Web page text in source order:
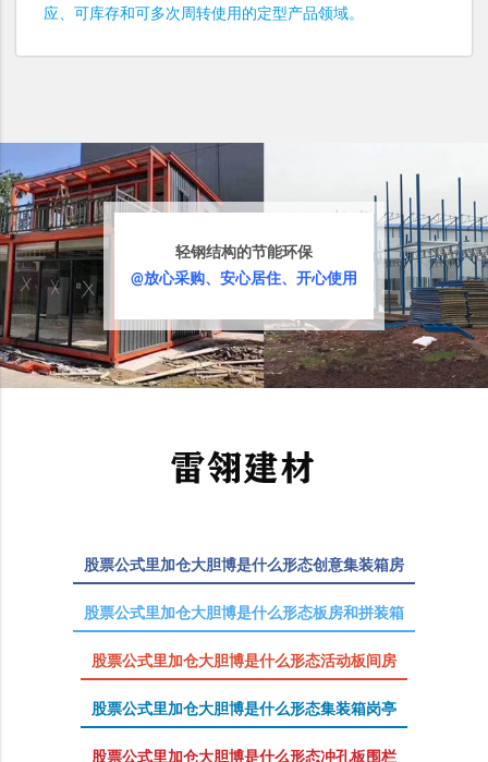
应、可库存和可多次周转使用的定型产品领域。
轻钢结构的节能环保
@放心采购、安心居住、开心使用
股票公式里加仓大胆博是什么形态创意集装箱房
股票公式里加仓大胆博是什么形态板房和拼装箱
股票公式里加仓大胆博是什么形态活动板间房
股票公式里加仓大胆博是什么形态集装箱岗亭
股票公式里加仓大胆博是什么形态冲孔板围栏